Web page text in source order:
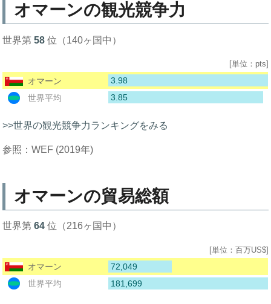
オマーンの観光競争力
世界第58 位（140ヶ国中）
[単位：pts]
オマーン
3.98
世界平均
3.85
>>世界の観光競争力ランキングをみる
参照：WEF (2019年)
オマーンの貿易総額
世界第64 位（216ヶ国中）
[単位：百万US$]
オマーン
72,049
世界平均
181,699